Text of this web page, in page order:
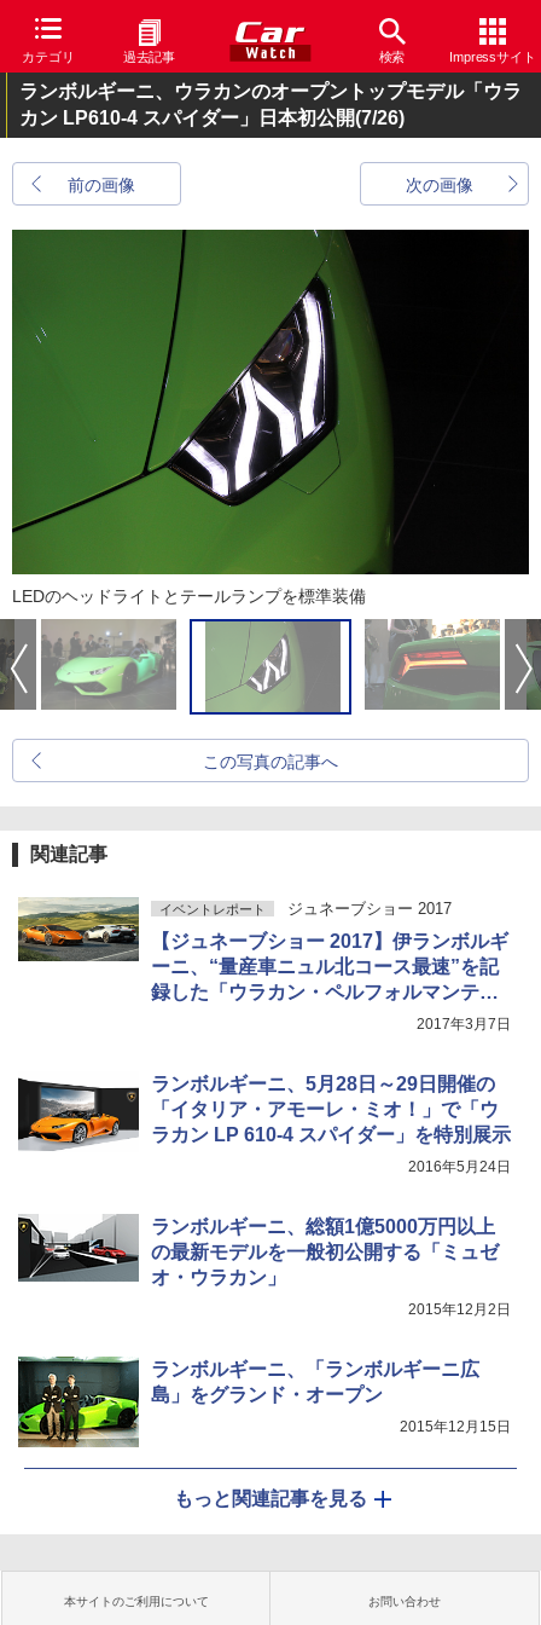
カテゴリ 過去記事 検索 Impressサイト
ランボルギーニ、ウラカンのオープントップモデル「ウラ
カン LP610-4 スパイダー」日本初公開(7/26)
前の画像 次の画像
LEDのヘッドライトとテールランプを標準装備
この写真の記事へ
関連記事
イベントレポート ジュネーブショー 2017
【ジュネーブショー 2017】伊ランボルギ
ーニ、“量産車ニュル北コース最速”を記
録した「ウラカン・ペルフォルマンテ」
2017年3月7日
ランボルギーニ、5月28日～29日開催の
「イタリア・アモーレ・ミオ！」で「ウ
ラカン LP 610-4 スパイダー」を特別展示
2016年5月24日
ランボルギーニ、総額1億5000万円以上
の最新モデルを一般初公開する「ミュゼ
オ・ウラカン」
2015年12月2日
ランボルギーニ、「ランボルギーニ広
島」をグランド・オープン
2015年12月15日
もっと関連記事を見る
本サイトのご利用について お問い合わせ